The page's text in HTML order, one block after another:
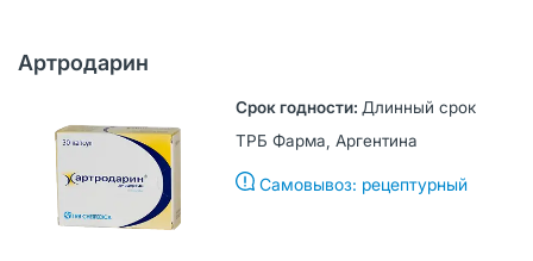
Артродарин
Длинный срок
ТРБ Фарма, Аргентина
Самовывоз: рецептурный